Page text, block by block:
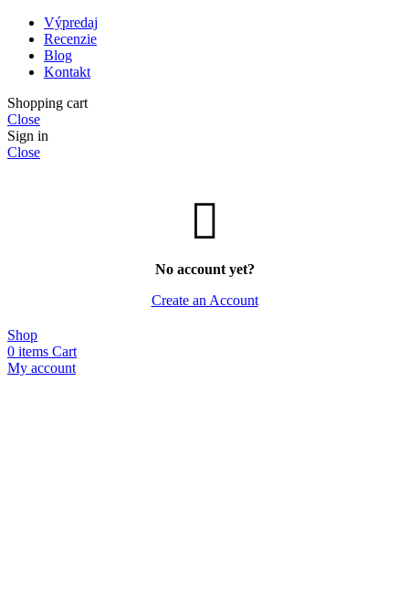
Výpredaj
Recenzie
Blog
Kontakt
Shopping cart
Close
Sign in
Close
No account yet?
Create an Account
Shop
0 items Cart
My account